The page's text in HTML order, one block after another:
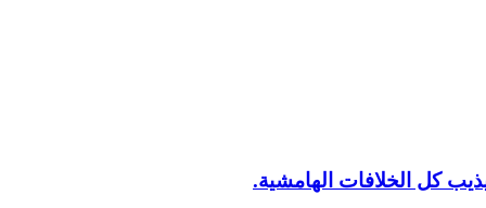
كل الخلافات الهامشية.